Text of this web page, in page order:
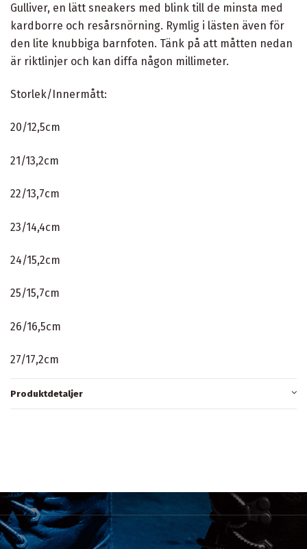
Gulliver, en lätt sneakers med blink till de minsta med
kardborre och resårsnörning. Rymlig i lästen även för
den lite knubbiga barnfoten. Tänk på att måtten nedan
är riktlinjer och kan diffa någon millimeter.
Storlek/Innermått:
20/12,5cm
21/13,2cm
22/13,7cm
23/14,4cm
24/15,2cm
25/15,7cm
26/16,5cm
27/17,2cm
Produktdetaljer